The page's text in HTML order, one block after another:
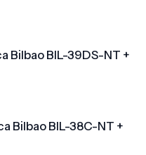
Bilbao BIL-39DS-NT +
Bilbao BIL-38C-NT +